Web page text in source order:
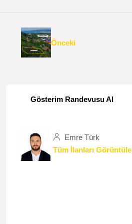
Önceki
Gösterim Randevusu Al
Emre Türk
Tüm İlanları Görüntüle